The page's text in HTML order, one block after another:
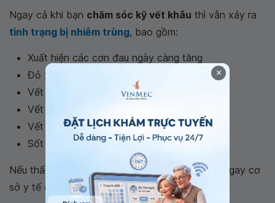
Ngay cả khi bạn chăm sóc kỹ vết khâu thì vẫn xảy ra
tình trạng bị nhiễm trùng, bao gồm:
Xuất hiện các cơn đau ngày càng tăng
Đỏ xung quanh vết thương
Vết thương bị sưng lên
Vết khâu có mủ hoặc chảy máu
Vết khâu có mùi hôi
Sốt
Nếu thấy dấu hiệu bị nhiễm trùng, bạn nên đến ngay cơ
sở y tế để được điều trị càng sớm càng tốt.
×